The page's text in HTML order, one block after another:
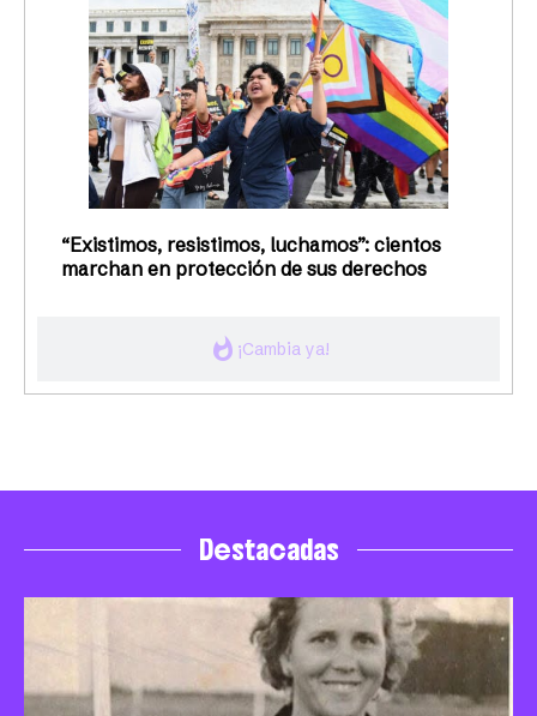
whatshot ¡Cambia ya!
“Existimos, resistimos, luchamos”: cientos
marchan en protección de sus derechos
Destacadas